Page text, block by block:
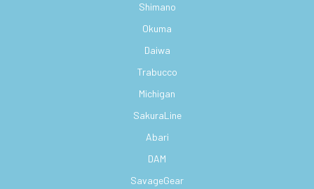
Shimano
Okuma
Daiwa
Trabucco
Michigan
SakuraLine
Abari
DAM
SavageGear